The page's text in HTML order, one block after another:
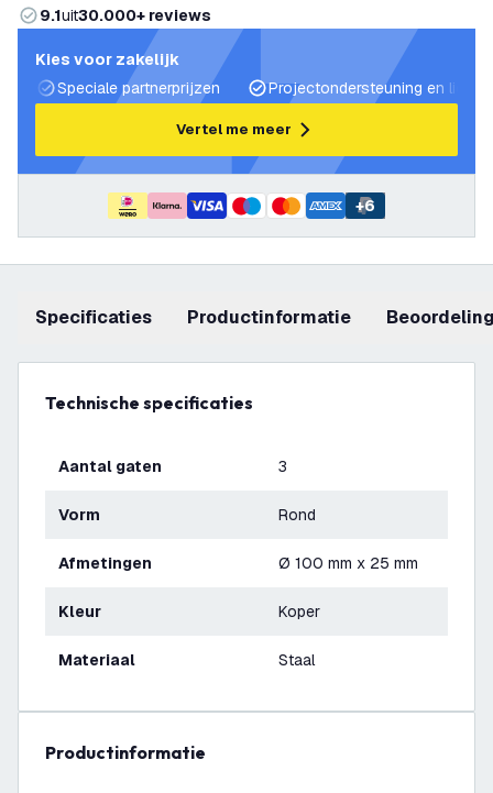
9.1uit30.000+ reviews
Kies voor zakelijk
Speciale partnerprijzen
Projectondersteuning en
Vertel me meer
+6
Specificaties productinformatie
Technische specificaties
Aantal gaten 3
Vorm Rond
Afmetingen Ø 100 mm x 25 mm
Kleur Koper
Materiaal Staal
productinformatie